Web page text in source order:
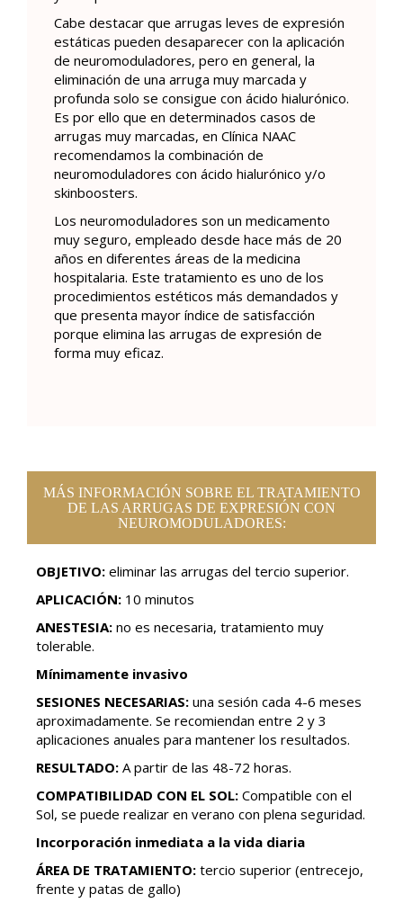
Cabe destacar que arrugas leves de expresión
estáticas pueden desaparecer con la aplicación
de neuromoduladores, pero en general, la
eliminación de una arruga muy marcada y
profunda solo se consigue con ácido hialurónico.
Es por ello que en determinados casos de
arrugas muy marcadas, en Clínica NAAC
recomendamos la combinación de
neuromoduladores con ácido hialurónico y/o
skinboosters.
Los neuromoduladores son un medicamento
muy seguro, empleado desde hace más de 20
años en diferentes áreas de la medicina
hospitalaria. Este tratamiento es uno de los
procedimientos estéticos más demandados y
que presenta mayor índice de satisfacción
porque elimina las arrugas de expresión de
forma muy eficaz.
MÁS INFORMACIÓN SOBRE EL TRATAMIENTO
DE LAS ARRUGAS DE EXPRESIÓN CON
NEUROMODULADORES:
OBJETIVO: eliminar las arrugas del tercio superior.
APLICACIÓN: 10 minutos
ANESTESIA: no es necesaria, tratamiento muy
tolerable.
Mínimamente invasivo
SESIONES NECESARIAS: una sesión cada 4-6 meses
aproximadamente. Se recomiendan entre 2 y 3
aplicaciones anuales para mantener los resultados.
RESULTADO: A partir de las 48-72 horas.
COMPATIBILIDAD CON EL SOL: Compatible con el
Sol, se puede realizar en verano con plena seguridad.
Incorporación inmediata a la vida diaria
ÁREA DE TRATAMIENTO: tercio superior (entrecejo,
frente y patas de gallo)